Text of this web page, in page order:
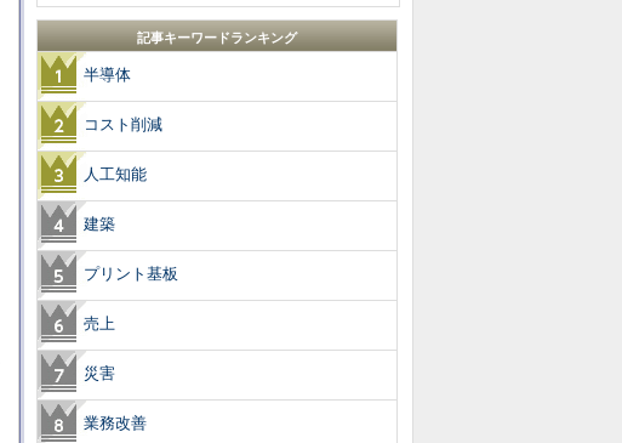
記事キーワードランキング
半導体
コスト削減
人工知能
建築
プリント基板
売上
災害
業務改善